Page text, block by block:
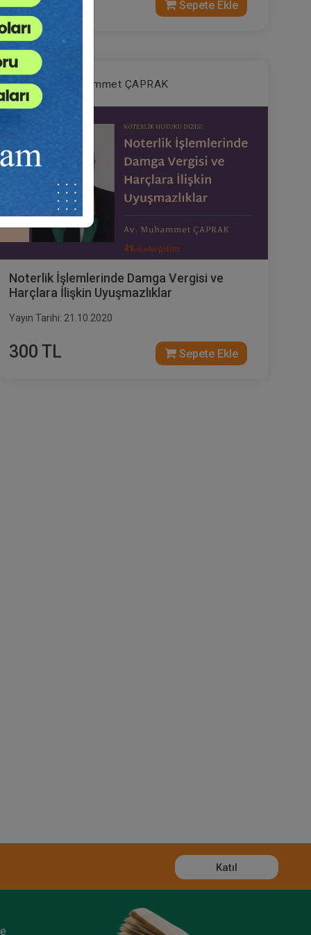
Sepete Ekle
Av. Muhammet ÇAPRAK
Noterlik İşlemlerinde Damga Vergisi ve
Harçlara İlişkin Uyuşmazlıklar
Yayın Tarihi: 21.10.2020
300 TL Sepete Ekle
Katıl